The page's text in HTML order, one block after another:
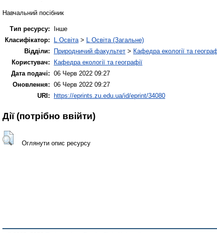
Навчальний посібник
Тип ресурсу:
Інше
Класифікатор:
L Освіта > L Освіта (Загальне)
Відділи:
Природничий факультет > Кафедра екології та
Користувач:
Кафедра екології та географії
Дата подачі: 06 Черв 2022 09:27
Оновлення: 06 Черв 2022 09:27
URI: https://eprints.zu.edu.ua/id/eprint/34080
Дії ​​(потрібно ввійти)
Оглянути опис ресурсу